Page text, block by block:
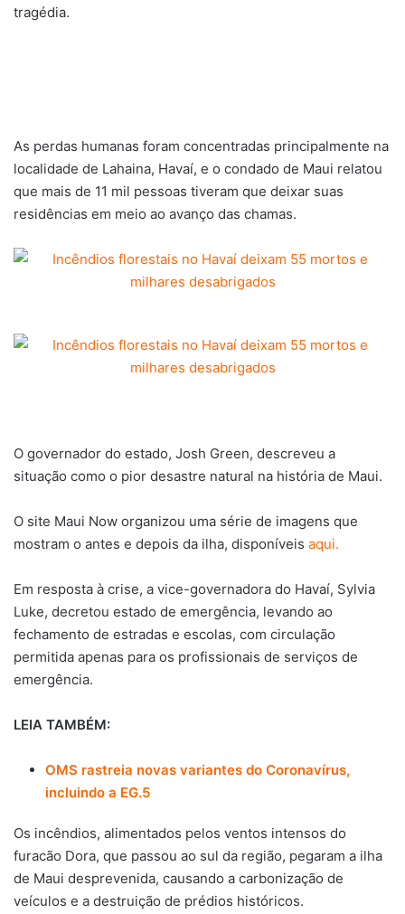
tragédia.
As perdas humanas foram concentradas principalmente na
localidade de Lahaina, Havaí, e o condado de Maui relatou
que mais de 11 mil pessoas tiveram que deixar suas
residências em meio ao avanço das chamas.
O governador do estado, Josh Green, descreveu a
situação como o pior desastre natural na história de Maui.
O site Maui Now organizou uma série de imagens que
mostram o antes e depois da ilha, disponíveis aqui.
Em resposta à crise, a vice-governadora do Havaí, Sylvia
Luke, decretou estado de emergência, levando ao
fechamento de estradas e escolas, com circulação
permitida apenas para os profissionais de serviços de
emergência.
LEIA TAMBÉM:
OMS rastreia novas variantes do Coronavírus,
incluindo a EG.5
Os incêndios, alimentados pelos ventos intensos do
furacão Dora, que passou ao sul da região, pegaram a ilha
de Maui desprevenida, causando a carbonização de
veículos e a destruição de prédios históricos.